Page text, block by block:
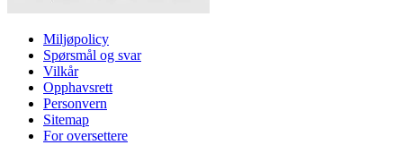
Miljøpolicy
Spørsmål og svar
Vilkår
Opphavsrett
Personvern
Sitemap
For oversettere